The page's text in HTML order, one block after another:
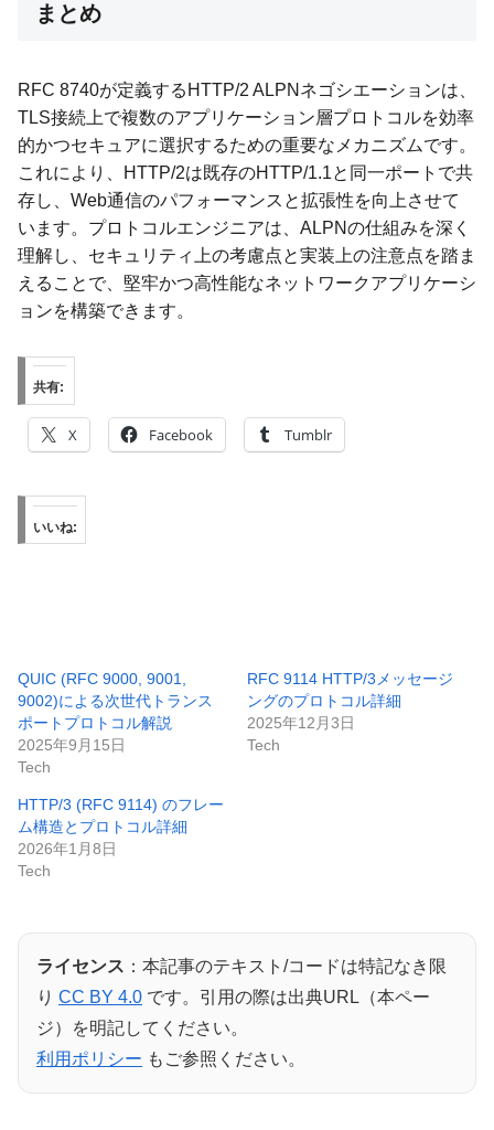
まとめ
RFC 8740が定義するHTTP/2 ALPNネゴシエーションは、
TLS接続上で複数のアプリケーション層プロトコルを効率
的かつセキュアに選択するための重要なメカニズムです。
これにより、HTTP/2は既存のHTTP/1.1と同一ポートで共
存し、Web通信のパフォーマンスと拡張性を向上させて
います。プロトコルエンジニアは、ALPNの仕組みを深く
理解し、セキュリティ上の考慮点と実装上の注意点を踏ま
えることで、堅牢かつ高性能なネットワークアプリケーシ
ョンを構築できます。
共有:
X Facebook Tumblr
いいね:
QUIC (RFC 9000, 9001,
9002)による次世代トランス
ポートプロトコル解説
2025年9月15日
Tech
RFC 9114 HTTP/3メッセージ
ングのプロトコル詳細
2025年12月3日
Tech
HTTP/3 (RFC 9114) のフレー
ム構造とプロトコル詳細
2026年1月8日
Tech
ライセンス ：本記事のテキスト/コードは特記なき限
り CC BY 4.0 です。引用の際は出典URL（本ペー
ジ）を明記してください。
利用ポリシー もご参照ください。